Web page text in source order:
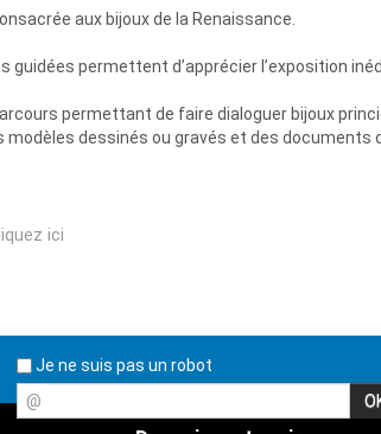
aux bijoux de la Renaissance.
guidées permettent d’apprécier l’exposition
permettant de faire dialoguer bijoux
dessinés ou gravés et des documents
ici
Je ne suis pas un robot
@